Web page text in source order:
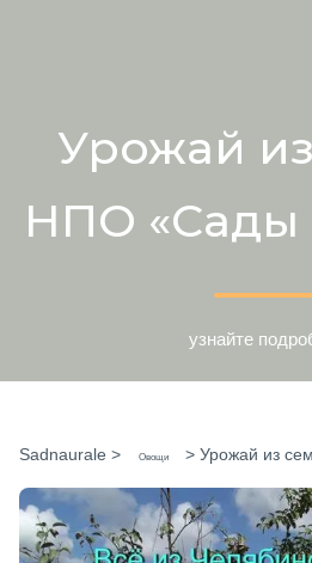
Урожай
НПО «Сады
узнайте
Sadnaurale > Овощи > Урожай из